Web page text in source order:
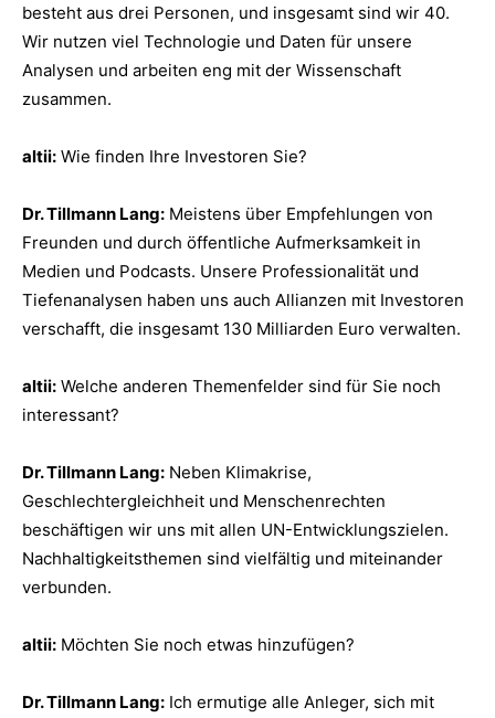
besteht aus drei Personen, und insgesamt sind wir 40.
Wir nutzen viel Technologie und Daten für unsere
Analysen und arbeiten eng mit der Wissenschaft
zusammen.
altii: Wie finden Ihre Investoren Sie?
Dr. Tillmann Lang: Meistens über Empfehlungen von
Freunden und durch öffentliche Aufmerksamkeit in
Medien und Podcasts. Unsere Professionalität und
Tiefenanalysen haben uns auch Allianzen mit Investoren
verschafft, die insgesamt 130 Milliarden Euro verwalten.
altii: Welche anderen Themenfelder sind für Sie noch
interessant?
Dr. Tillmann Lang: Neben Klimakrise,
Geschlechtergleichheit und Menschenrechten
beschäftigen wir uns mit allen UN-Entwicklungszielen.
Nachhaltigkeitsthemen sind vielfältig und miteinander
verbunden.
altii: Möchten Sie noch etwas hinzufügen?
Dr. Tillmann Lang: Ich ermutige alle Anleger, sich mit